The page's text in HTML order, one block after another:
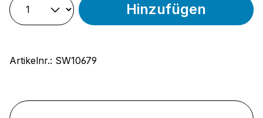
Hinzufügen
Artikelnr.: SW10679